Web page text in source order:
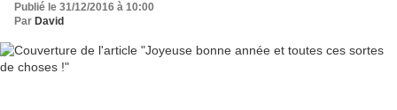
Publié le 31/12/2016 à 10:00
Par David